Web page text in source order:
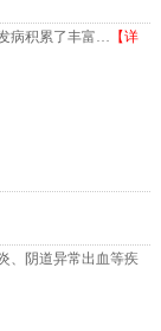
病积累了丰富… 【详
、阴道异常出血等疾